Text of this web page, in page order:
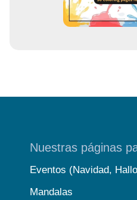
Nuestras páginas
Eventos (Navidad,
Mandalas